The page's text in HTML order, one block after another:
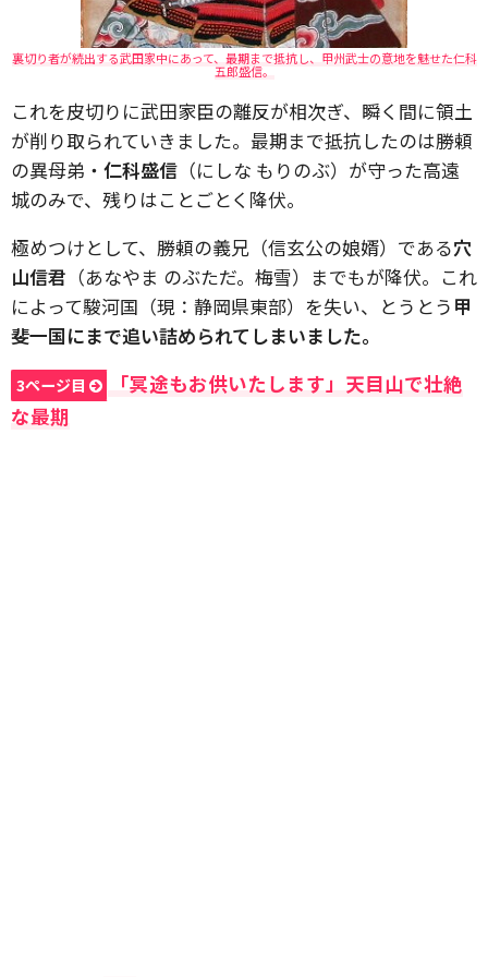
裏切り者が続出する武田家中にあって、最期まで抵抗し、甲州武士の意地を魅せた仁科
五郎盛信。
これを皮切りに武田家臣の離反が相次ぎ、瞬く間に領土
が削り取られていきました。最期まで抵抗したのは勝頼
の異母弟・ 仁科盛信 （にしな もりのぶ）が守った高遠
城のみで、残りはことごとく降伏。
極めつけとして、勝頼の義兄（信玄公の娘婿）である穴
山信君 （あなやま のぶただ。梅雪）までもが降伏。これ
によって駿河国（現：静岡県東部）を失い、とうとう 甲
斐一国にまで追い詰められてしまいました。
3ページ目
「冥途もお供いたします」天目山で壮絶
な最期